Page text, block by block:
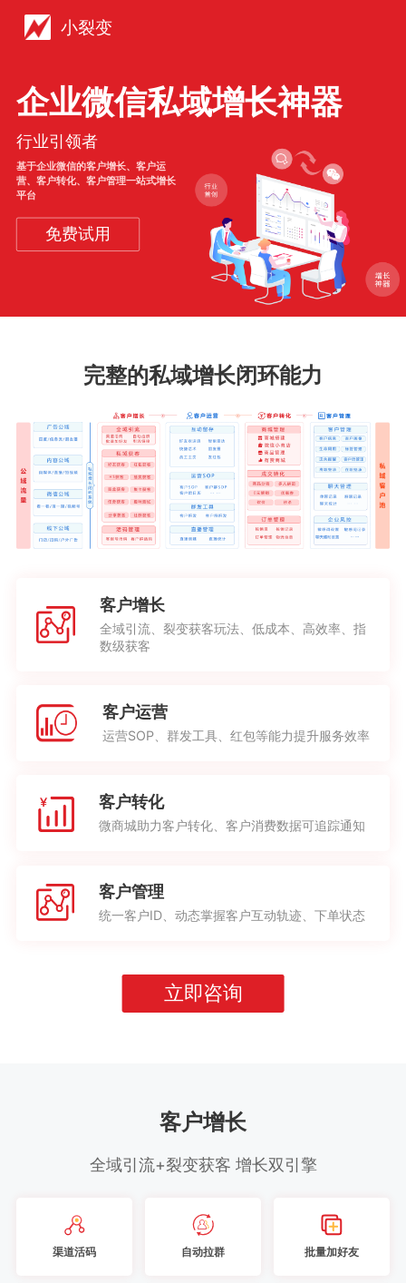
小裂变
企业微信私域增长神器
行业引领者
基于企业微信的客户增长、客户运
营、客户转化、客户管理一站式增长
平台
免费试用
完整的私域增长闭环能力
客户增长
全域引流、裂变获客玩法、低成本、高效率、指
数级获客
客户运营
运营SOP、群发工具、红包等能力提升服务效率
客户转化
微商城助力客户转化、客户消费数据可追踪通知
客户管理
统一客户ID、动态掌握客户互动轨迹、下单状态
立即咨询
客户增长
全域引流+裂变获客 增长双引擎
渠道活码 自动拉群 批量加好友